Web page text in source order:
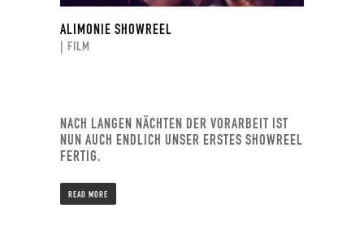
ALIMONIE SHOWREEL
| FILM
NACH LANGEN NÄCHTEN DER VORARBEIT IST
NUN AUCH ENDLICH UNSER ERSTES SHOWREEL
FERTIG.
READ MORE